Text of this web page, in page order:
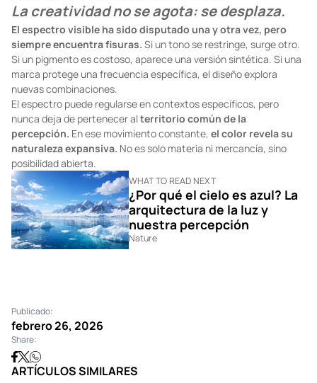
La creatividad no se agota: se desplaza.
El espectro visible ha sido disputado una y otra vez, pero
siempre encuentra fisuras. Si un tono se restringe, surge otro.
Si un pigmento es costoso, aparece una versión sintética. Si una
marca protege una frecuencia específica, el diseño explora
nuevas combinaciones.
El espectro puede regularse en contextos específicos, pero
nunca deja de pertenecer alterritorio común de la
percepción. En ese movimiento constante, el color revela su
naturaleza expansiva. No es solo materia ni mercancía, sino
posibilidad abierta.
WHAT TO READ NEXT
¿Por qué el cielo es azul? La
arquitectura de la luz y
nuestra percepción
Nature
Publicado:
febrero 26, 2026
Share:
ARTÍCULOS SIMILARES